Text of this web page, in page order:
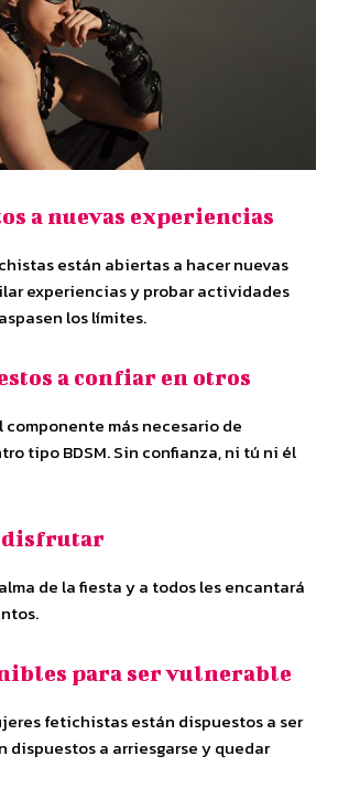
a nuevas experiencias
están abiertas a hacer nuevas
experiencias y probar actividades
los límites.
a confiar en otros
componente más necesario de
tipo BDSM. Sin confianza, ni tú ni él
disfrutar
de la fiesta y a todos les encantará
para ser vulnerable
fetichistas están dispuestos a ser
dispuestos a arriesgarse y quedar